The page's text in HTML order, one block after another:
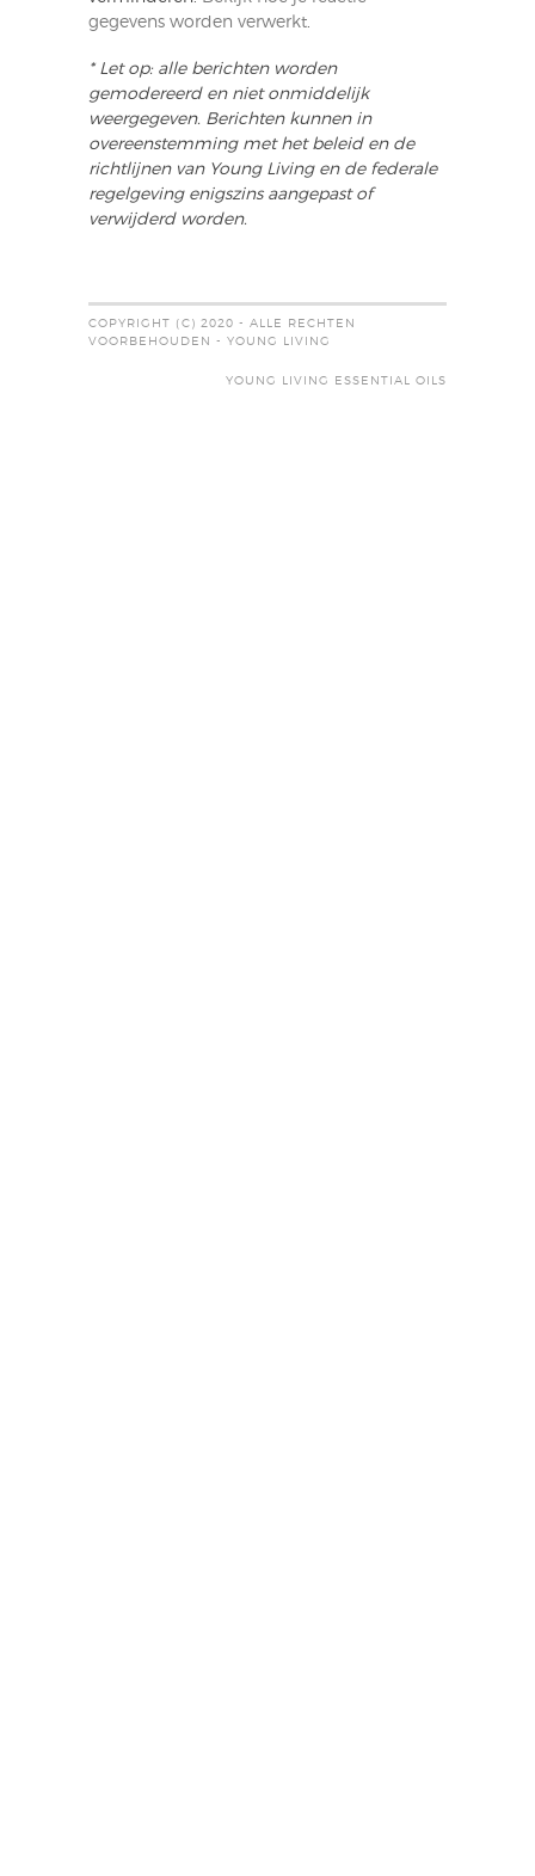
gegevens worden verwerkt.
* Let op: alle berichten worden
gemodereerd en niet onmiddelijk
weergegeven. Berichten kunnen in
overeenstemming met het beleid en de
richtlijnen van Young Living en de federale
regelgeving enigszins aangepast of
verwijderd worden.
COPYRIGHT (C) 2020 - ALLE RECHTEN
VOORBEHOUDEN - YOUNG LIVING
YOUNG LIVING ESSENTIAL OILS